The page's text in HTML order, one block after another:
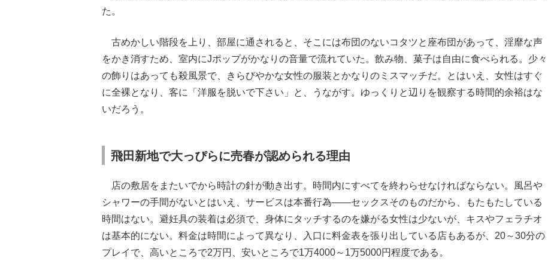
た。
古めかしい階段を上り、部屋に通されると、そこには布団のないコタツと座布団があって、淫靡な声
をかき消すため、室内にJポップがかなりの音量で流れていた。飲み物、菓子は自由に食べられる。少々
の飾りはあっても殺風景で、きらびやかな女性の服装とかなりのミスマッチだ。とはいえ、女性はすぐ
に全裸となり、客に「洋服を脱いで下さい」と、うながす。ゆっくりと辺りを観察する時間的余裕はな
いだろう。
飛田新地で大っぴらに売春が認められる理由
店の敷居をまたいでから時計の針が動き出す。時間内にすべてを終わらせなければならない。風呂や
シャワーの手間がないとはいえ、サービスは本番行為――セックスそのものだから、もたもたしている
時間はない。避妊具の装着は必須で、身体にタッチするのを嫌がる女性は少ないが、キスやフェラチオ
は基本的にない。料金は時間によって異なり、入口に料金表を張り出している店もあるが、20～30分の
プレイで、高いところで2万円、安いところで1万4000～1万5000円程度である。